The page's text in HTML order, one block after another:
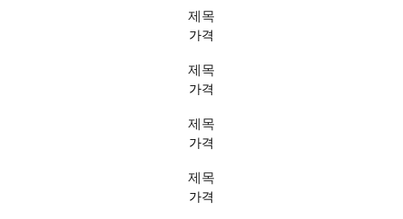
제목
가격
제목
가격
제목
가격
제목
가격